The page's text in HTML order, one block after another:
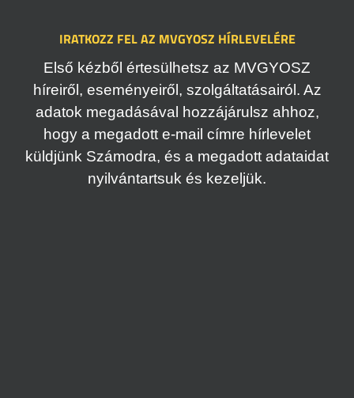
IRATKOZZ FEL AZ MVGYOSZ HÍRLEVELÉRE
Első kézből értesülhetsz az MVGYOSZ
híreiről, eseményeiről, szolgáltatásairól. Az
adatok megadásával hozzájárulsz ahhoz,
hogy a megadott e-mail címre hírlevelet
küldjünk Számodra, és a megadott adataidat
nyilvántartsuk és kezeljük.